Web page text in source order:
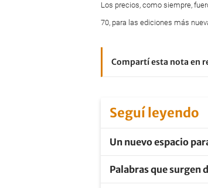
Los precios, como siempre,
70, para las ediciones más
Compartí esta nota en
Seguí leyendo
Un nuevo espacio
Palabras que surgen